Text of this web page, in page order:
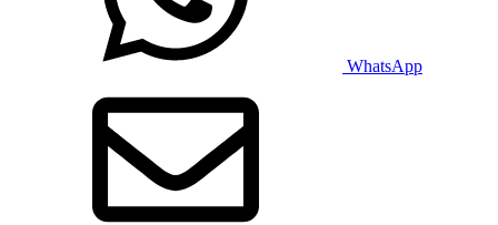
WhatsApp